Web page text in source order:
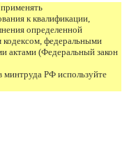
к квалификации,
определенной
федеральными
актами (Федеральный закон
РФ используйте